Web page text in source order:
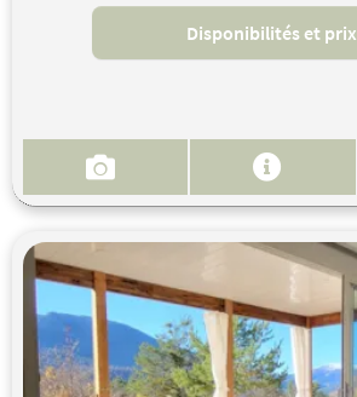
Disponibilités et prix